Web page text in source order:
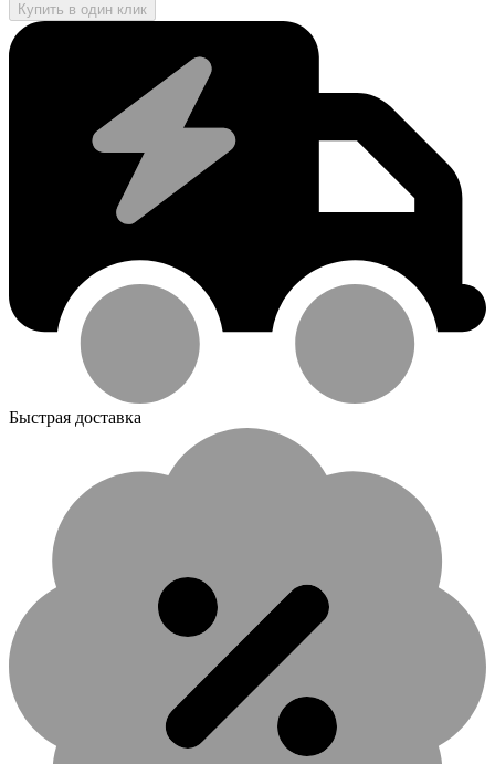
Купить в один клик
Быстрая доставка